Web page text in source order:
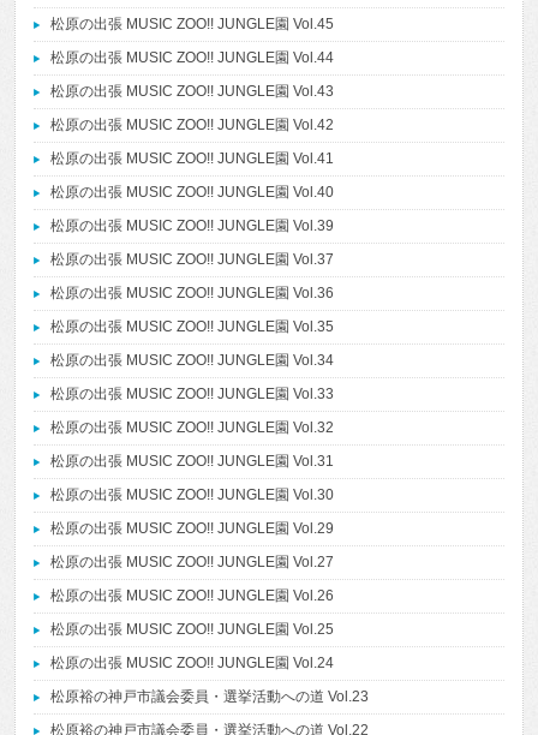
松原の出張 MUSIC ZOO!! JUNGLE園 Vol.45
松原の出張 MUSIC ZOO!! JUNGLE園 Vol.44
松原の出張 MUSIC ZOO!! JUNGLE園 Vol.43
松原の出張 MUSIC ZOO!! JUNGLE園 Vol.42
松原の出張 MUSIC ZOO!! JUNGLE園 Vol.41
松原の出張 MUSIC ZOO!! JUNGLE園 Vol.40
松原の出張 MUSIC ZOO!! JUNGLE園 Vol.39
松原の出張 MUSIC ZOO!! JUNGLE園 Vol.37
松原の出張 MUSIC ZOO!! JUNGLE園 Vol.36
松原の出張 MUSIC ZOO!! JUNGLE園 Vol.35
松原の出張 MUSIC ZOO!! JUNGLE園 Vol.34
松原の出張 MUSIC ZOO!! JUNGLE園 Vol.33
松原の出張 MUSIC ZOO!! JUNGLE園 Vol.32
松原の出張 MUSIC ZOO!! JUNGLE園 Vol.31
松原の出張 MUSIC ZOO!! JUNGLE園 Vol.30
松原の出張 MUSIC ZOO!! JUNGLE園 Vol.29
松原の出張 MUSIC ZOO!! JUNGLE園 Vol.27
松原の出張 MUSIC ZOO!! JUNGLE園 Vol.26
松原の出張 MUSIC ZOO!! JUNGLE園 Vol.25
松原の出張 MUSIC ZOO!! JUNGLE園 Vol.24
松原裕の神戸市議会委員・選挙活動への道 Vol.23
松原裕の神戸市議会委員・選挙活動への道 Vol.22